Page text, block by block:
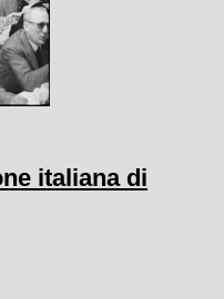
italiana di